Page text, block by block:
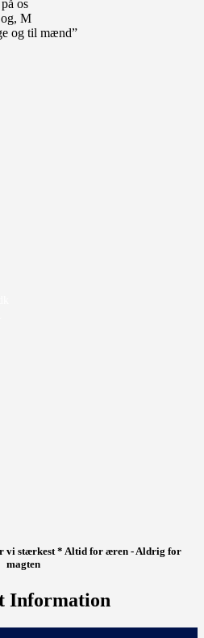
os
M
og til mænd”
vi stærkest * Altid for æren - Aldrig for
magten
Information